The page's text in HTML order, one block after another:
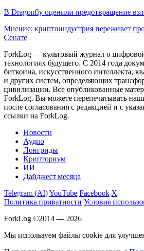
В Dragonfly оценили предотвращение
Мнение: криптоиндустрия переживет
Сенате
ForkLog — культовый журнал о
технологиях будущего. С 2014 года
биткоина, искусственного интеллекта,
и других систем, определяющих
цивилизации. Все опубликованные
ForkLog. Вы можете перепечатывать
после согласования с редакцией и с
ссылки на ForkLog.
Новости
Аудио
Лонгриды
Крипториум
ИИ
Дайджест месяца
Telegram (AI)YouTube Facebook X
Политика приватности Условия
ForkLog ©2014 — 2026
Мы используем файлы cookie для